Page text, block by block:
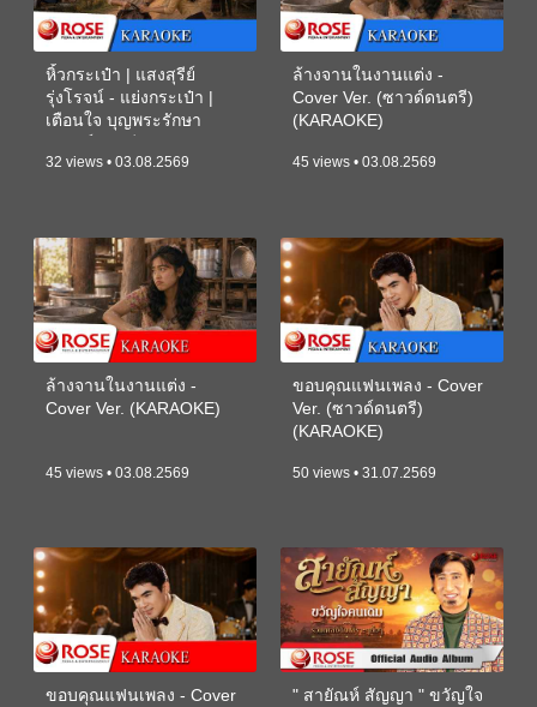
หิ้วกระเป๋า | แสงสุรีย์
รุ่งโรจน์ - แย่งกระเป๋า |
เตือนใจ บุญพระรักษา
32 views • 03.08.2569
ล้างจานในงานแต่ง -
Cover Ver. (ซาวด์ดนตรี)
(KARAOKE)
45 views • 03.08.2569
ล้างจานในงานแต่ง -
Cover Ver. (KARAOKE)
45 views • 03.08.2569
ขอบคุณแฟนเพลง - Cover
Ver. (ซาวด์ดนตรี)
(KARAOKE)
50 views • 31.07.2569
ขอบคุณแฟนเพลง - Cover
" สายัณห์ สัญญา " ขวัญใจ